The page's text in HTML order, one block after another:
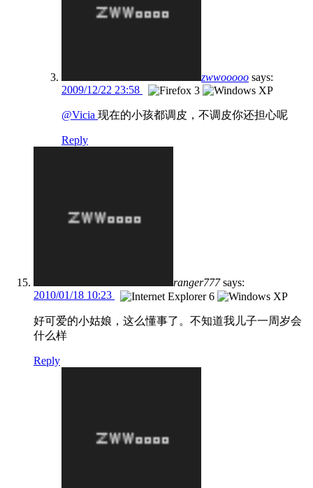
zwwooooo says:
2009/12/22 23:58
@Vicia 现在的小孩都调皮，不调皮你还担心呢
Reply
ranger777 says:
2010/01/18 10:23
好可爱的小姑娘，这么懂事了。不知道我儿子一周岁会
什么样
Reply